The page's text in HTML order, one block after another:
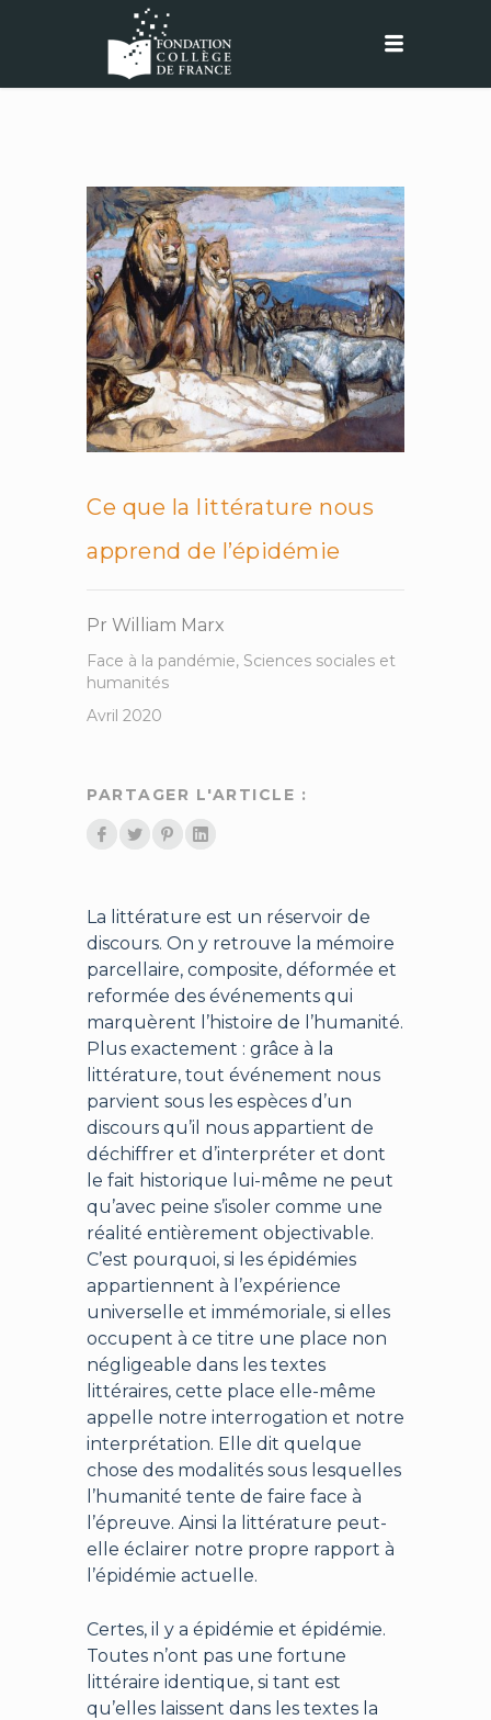
Ce que la littérature nous
apprend de l’épidémie
Pr William Marx
Face à la pandémie, Sciences sociales et
humanités
Avril 2020
PARTAGER L'ARTICLE :
La littérature est un réservoir de
discours. On y retrouve la mémoire
parcellaire, composite, déformée et
reformée des événements qui
marquèrent l’histoire de l’humanité.
Plus exactement : grâce à la
littérature, tout événement nous
parvient sous les espèces d’un
discours qu’il nous appartient de
déchiffrer et d’interpréter et dont
le fait historique lui-même ne peut
qu’avec peine s’isoler comme une
réalité entièrement objectivable.
C’est pourquoi, si les épidémies
appartiennent à l’expérience
universelle et immémoriale, si elles
occupent à ce titre une place non
négligeable dans les textes
littéraires, cette place elle-même
appelle notre interrogation et notre
interprétation. Elle dit quelque
chose des modalités sous lesquelles
l’humanité tente de faire face à
l’épreuve. Ainsi la littérature peut-
elle éclairer notre propre rapport à
l’épidémie actuelle.
Certes, il y a épidémie et épidémie.
Toutes n’ont pas une fortune
littéraire identique, si tant est
qu’elles laissent dans les textes la